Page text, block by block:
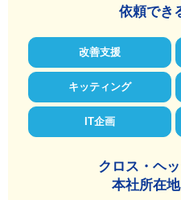
依頼でき
改善支援
キッティング
IT企画
クロス・ヘ
本社所在